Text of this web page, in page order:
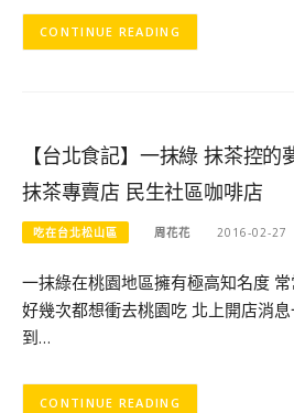
CONTINUE READING
【台北食記】一抹綠 抹茶控
抹茶專賣店 民生社區咖啡店
吃在台北松山區 周花花 2016-02-27
一抹綠在桃園地區擁有極高知名度
好幾次都想衝去桃園吃 北上開店消
到…
CONTINUE READING